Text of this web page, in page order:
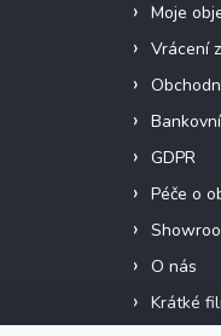
Moje
Vrácení
GDPR
Péče o
O nás
Krátké